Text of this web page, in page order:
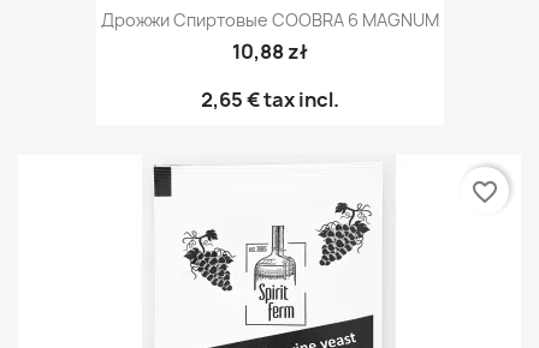
Дрожжи Спиртовые COOBRA 6 MAGNUM
10,88 zł
2,65 €tax incl.
favorite_border